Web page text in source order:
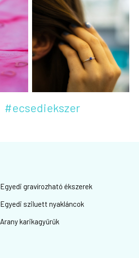
#ecsediekszer
Egyedi gravírozható ékszerek
Egyedi sziluett nyakláncok
Arany karikagyűrűk